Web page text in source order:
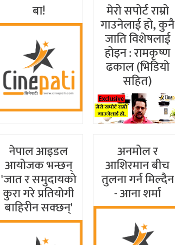
बा! मेरो सपोर्ट राम्रो
गाउनेलाई हो, कुनै
जाति विशेषलाई
होइन : रामकृष्ण
ढकाल (भिडियो
सहित)
नेपाल आइडल
आयोजक भन्छन्
'जात र समुदायकाे
कुरा गरे प्रतियाेगी
बाहिरीन सक्छन्'
अनमोल र
आशिरमान बीच
तुलना गर्न मिल्दैन
- आना शर्मा